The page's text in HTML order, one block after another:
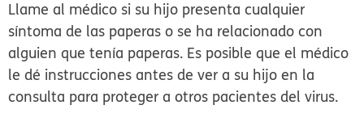
Llame al médico si su hijo presenta cualquier
síntoma de las paperas o se ha relacionado con
alguien que tenía paperas. Es posible que el médico
le dé instrucciones antes de ver a su hijo en la
consulta para proteger a otros pacientes del virus.